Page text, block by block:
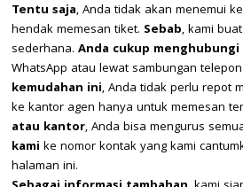
Tentu saja, Anda tidak akan menemui
hendak memesan tiket. Sebab, kami
sederhana. Anda cukup menghubungi
WhatsApp atau lewat sambungan
kemudahan ini, Anda tidak perlu repot
ke kantor agen hanya untuk memesan
atau kantor, Anda bisa mengurus
kami ke nomor kontak yang kami
halaman ini.